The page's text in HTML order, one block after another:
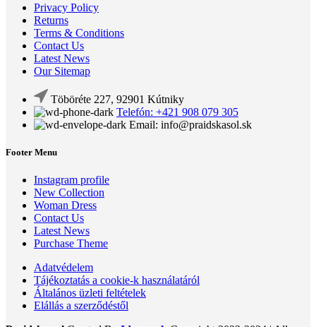
Privacy Policy
Returns
Terms & Conditions
Contact Us
Latest News
Our Sitemap
Töböréte 227, 92901 Kútniky
Telefón: +421 908 079 305
Email: info@praidskasol.sk
Footer Menu
Instagram profile
New Collection
Woman Dress
Contact Us
Latest News
Purchase Theme
Adatvédelem
Tájékoztatás a cookie-k használatáról
Általános üzleti feltételek
Elállás a szerződéstől